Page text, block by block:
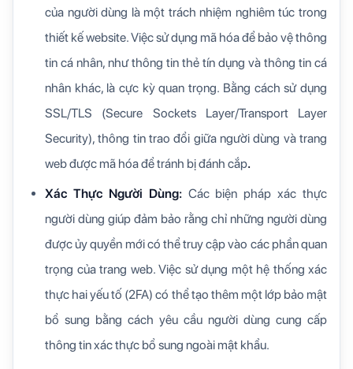
của người dùng là một trách nhiệm nghiêm túc trong
thiết kế website. Việc sử dụng mã hóa để bảo vệ thông
tin cá nhân, như thông tin thẻ tín dụng và thông tin cá
nhân khác, là cực kỳ quan trọng. Bằng cách sử dụng
SSL/TLS (Secure Sockets Layer/Transport Layer
Security), thông tin trao đổi giữa người dùng và trang
web được mã hóa để tránh bị đánh cắp.
Xác Thực Người Dùng: Các biện pháp xác thực
người dùng giúp đảm bảo rằng chỉ những người dùng
được ủy quyền mới có thể truy cập vào các phần quan
trọng của trang web. Việc sử dụng một hệ thống xác
thực hai yếu tố (2FA) có thể tạo thêm một lớp bảo mật
bổ sung bằng cách yêu cầu người dùng cung cấp
thông tin xác thực bổ sung ngoài mật khẩu.